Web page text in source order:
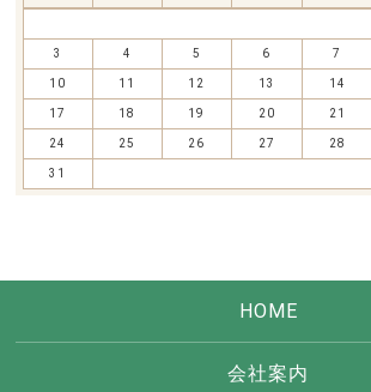
3 4 5 6 7
10 11 12 13 14
17 18 19 20 21
24 25 26 27 28
31
HOME
会社案内